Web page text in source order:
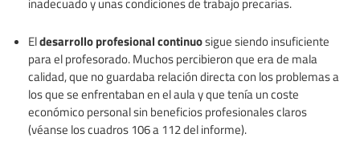
inadecuado y unas condiciones de trabajo precarias.
Eldesarrollo profesional continuosigue siendo insuficiente
para el profesorado. Muchos percibieron que era de mala
calidad, que no guardaba relación directa con los problemas a
los que se enfrentaban en el aula y que tenía un coste
económico personal sin beneficios profesionales claros
(véanse los cuadros 106 a 112 del informe).